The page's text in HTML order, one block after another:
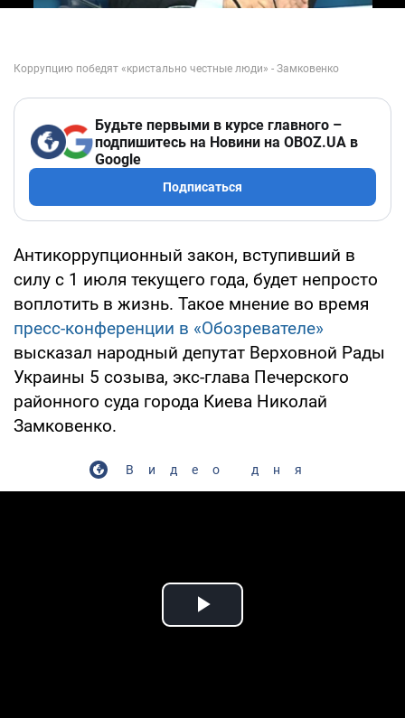
Будьте первыми в курсе главного –
подпишитесь на Новини на OBOZ.UA в
Google
Подписаться
Антикоррупционный закон, вступивший в
силу с 1 июля текущего года, будет непросто
воплотить в жизнь. Такое мнение во время
пресс-конференции в «Обозревателе»
высказал народный депутат Верховной Рады
Украины 5 созыва, экс-глава Печерского
районного суда города Киева Николай
Замковенко.
Видео дня
Play Video